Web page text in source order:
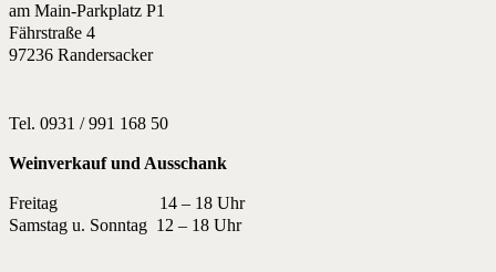
am Main-Parkplatz P1
Fährstraße 4
97236 Randersacker
Tel. 0931 / 991 168 50
Weinverkauf und Ausschank
Freitag 14 – 18 Uhr
Samstag u. Sonntag 12 – 18 Uhr